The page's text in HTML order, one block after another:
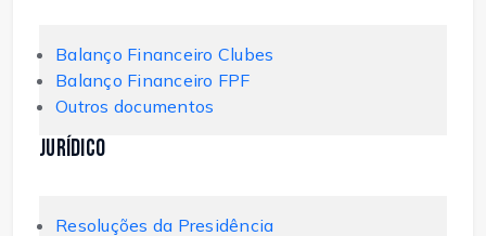
Balanço Financeiro Clubes
Balanço Financeiro FPF
Outros documentos
Jurídico
Resoluções da Presidência